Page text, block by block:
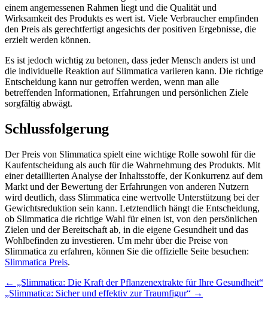
einem angemessenen Rahmen liegt und die Qualität und
Wirksamkeit des Produkts es wert ist. Viele Verbraucher empfinden
den Preis als gerechtfertigt angesichts der positiven Ergebnisse, die
erzielt werden können.
Es ist jedoch wichtig zu betonen, dass jeder Mensch anders ist und
die individuelle Reaktion auf Slimmatica variieren kann. Die richtige
Entscheidung kann nur getroffen werden, wenn man alle
betreffenden Informationen, Erfahrungen und persönlichen Ziele
sorgfältig abwägt.
Schlussfolgerung
Der Preis von Slimmatica spielt eine wichtige Rolle sowohl für die
Kaufentscheidung als auch für die Wahrnehmung des Produkts. Mit
einer detaillierten Analyse der Inhaltsstoffe, der Konkurrenz auf dem
Markt und der Bewertung der Erfahrungen von anderen Nutzern
wird deutlich, dass Slimmatica eine wertvolle Unterstützung bei der
Gewichtsreduktion sein kann. Letztendlich hängt die Entscheidung,
ob Slimmatica die richtige Wahl für einen ist, von den persönlichen
Zielen und der Bereitschaft ab, in die eigene Gesundheit und das
Wohlbefinden zu investieren. Um mehr über die Preise von
Slimmatica zu erfahren, können Sie die offizielle Seite besuchen:
Slimmatica Preis.
Post
navigation
← „Slimmatica: Die Kraft der Pflanzenextrakte für Ihre Gesundheit“
„Slimmatica: Sicher und effektiv zur Traumfigur“ →